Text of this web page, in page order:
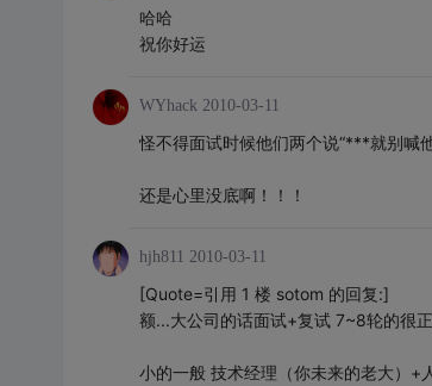
哈哈
祝你好运
WYhack 2010-03-11
怪不得面试时候他们两个说“***就别喊
还是心里没底啊！！！
hjh811 2010-03-11
[Quote=引用 1 楼 sotom 的回复:]
额...大公司的话面试+复试 7~8轮的很
小的一般 技术经理（你未来的老大）+